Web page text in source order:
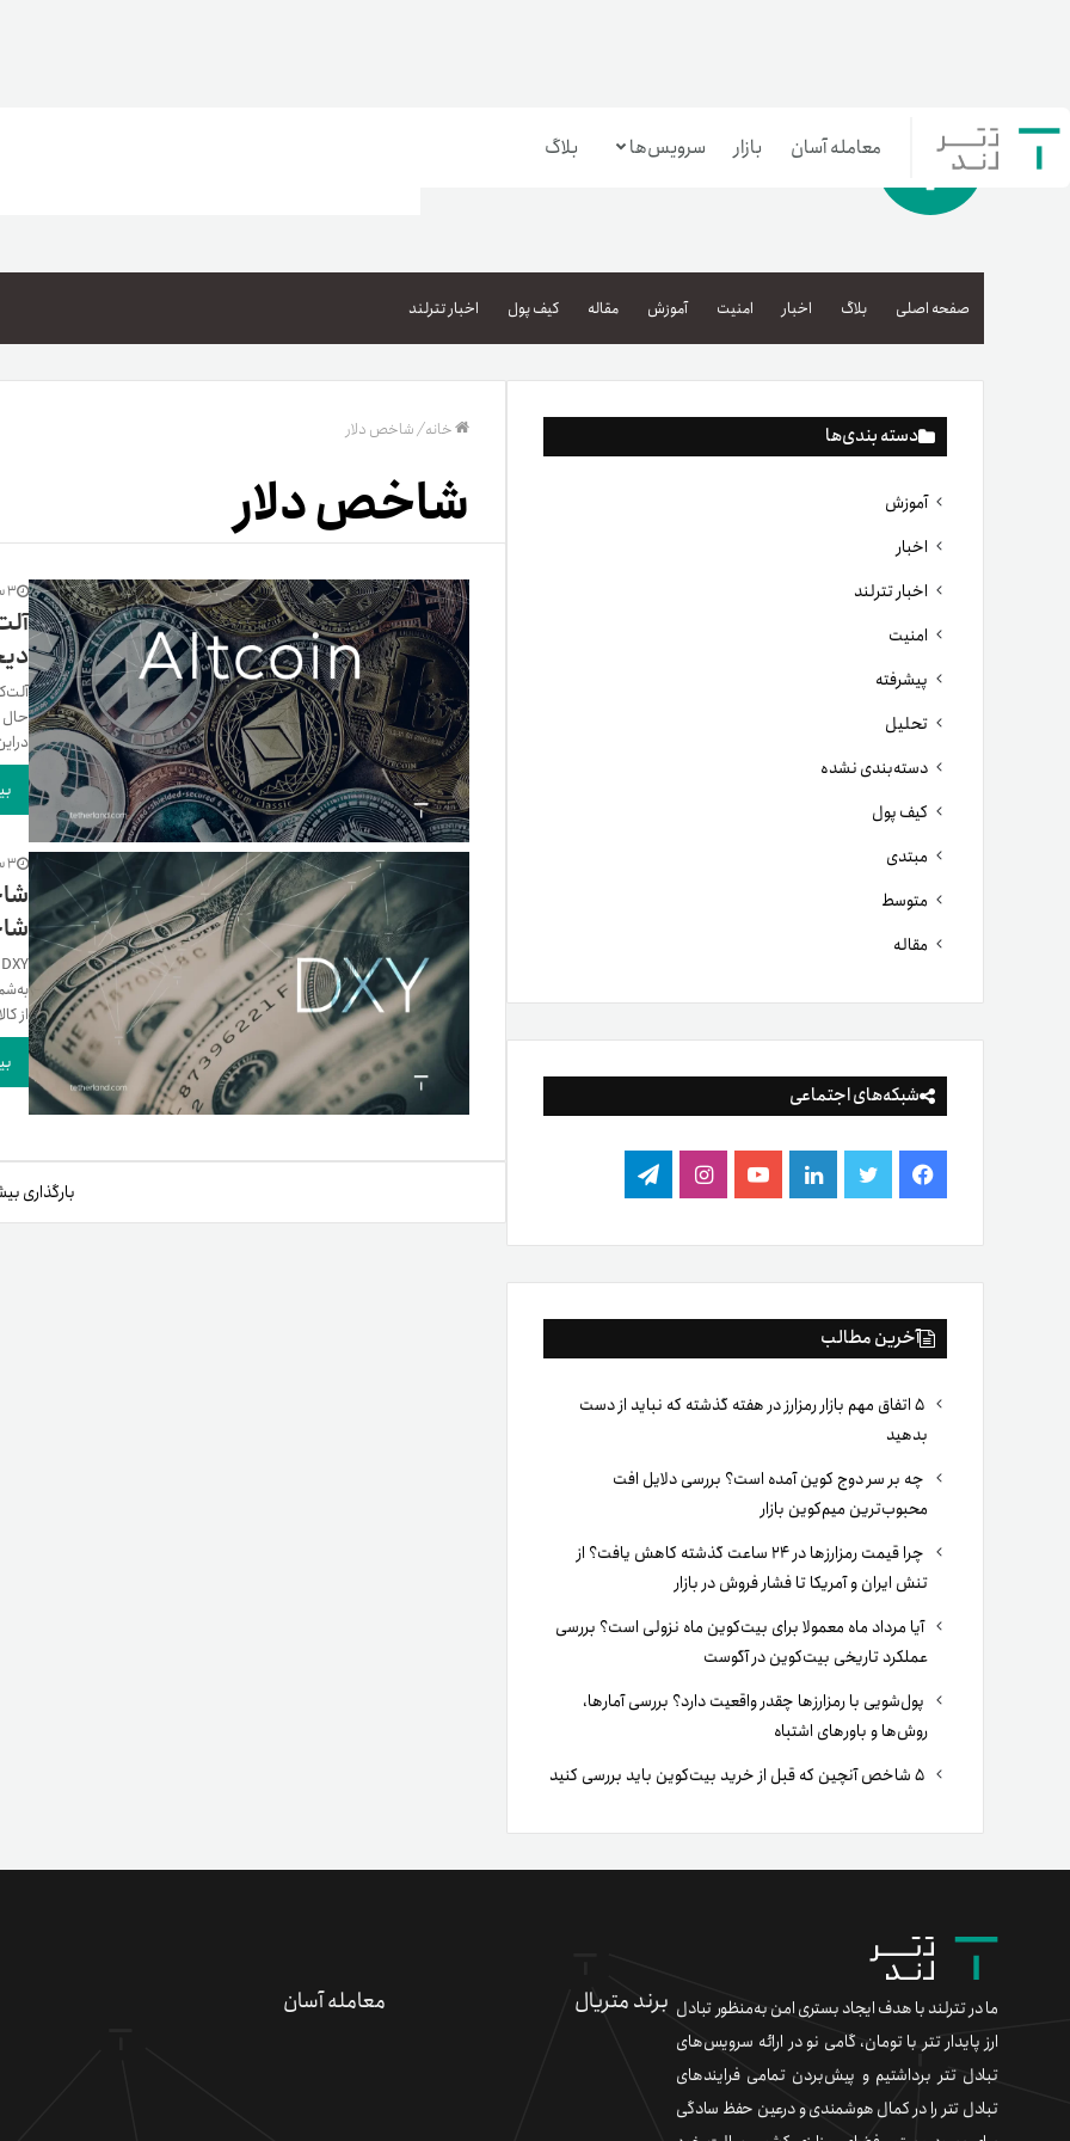
معامله آسان بازار سرویس‌ها
بازار تترلند
سرمایه‌گذاری آسان
پاداش کیف‌پول تومانی
مهر تترلند
بلاگ
صفحه اصلی بلاگ اخبار امنیت آموزش مقاله کیف پول اخبار تترلند
دسته بندی‌ها
آموزش
اخبار
اخبار تترلند
امنیت
پیشرفته
تحلیل
دسته‌بندی نشده
کیف پول
مبتدی
متوسط
مقاله
شبکه‌های اجتماعی
فیس
بوک
توییتر لینکدینیوتیوباینستاگرام
تلگرام
آخرین مطالب
۵ اتفاق مهم بازار رمزارز در هفته گذشته که نباید از دست
بدهید
چه بر سر دوج کوین آمده است؟ بررسی دلایل افت
محبوب‌ترین میم‌کوین بازار
چرا قیمت رمزارزها در ۲۴ ساعت گذشته کاهش یافت؟ از
تنش ایران و آمریکا تا فشار فروش در بازار
آیا مرداد ماه معمولا برای بیت‌کوین ماه نزولی است؟ بررسی
عملکرد تاریخی بیت‌کوین در آگوست
پول‌شویی با رمزارزها چقدر واقعیت دارد؟ بررسی آمارها،
روش‌ها و باورهای اشتباه
خانه/شاخص دلار
شاخص دلار
3 سال پیش
حال
3 سال پیش
از
بارگذاری
ما در تترلند با هدف ایجاد بستری امن به‌منظور تبادل
ارز پایدار تتر با تومان، گامی نو در ارائه سرویس‌های
تبادل تتر برداشتیم و پیش‌بردن تمامی فرایندهای
تبادل تتر را در کمال هوشمندی و درعین حفظ سادگی
برند متریال معامله آسان